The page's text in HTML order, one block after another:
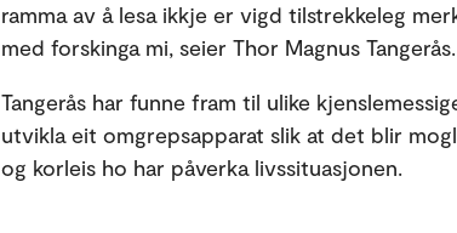
ramma av å lesa ikkje er vigd tilstrekkeleg
med forskinga mi, seier Thor Magnus Tangerås.
Tangerås har funne fram til ulike
utvikla eit omgrepsapparat slik at det blir
og korleis ho har påverka livssituasjonen.